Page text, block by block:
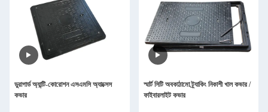
ডুরাগার্ড অ্যান্টি-কোরোশন এসএমসি অ্যাক্সেস
কভার
স্মার্ট সিটি অবকাঠামো ট্র্যাকিং নিকাশী খাল কভার /
ফাইবারলাইট কভার